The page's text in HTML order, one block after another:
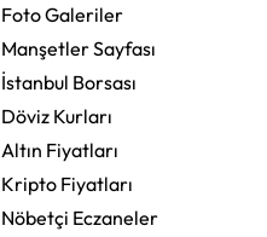
Foto Galeriler
Manşetler Sayfası
İstanbul Borsası
Döviz Kurları
Altın Fiyatları
Kripto Fiyatları
Nöbetçi Eczaneler